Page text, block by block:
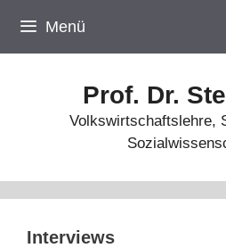
Inhalt
springen
Menü
Prof. Dr.
Volkswirtschaftslehre,
Interviews